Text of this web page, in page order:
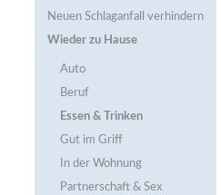
Neuen Schlaganfall verhindern
Wieder zu Hause
Auto
Beruf
Essen & Trinken
Gut im Griff
In der Wohnung
Partnerschaft & Sex